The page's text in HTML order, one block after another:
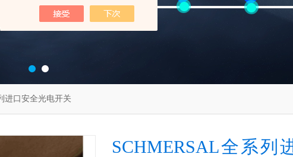
进口安全光电开关
SCHMERSAL全系列